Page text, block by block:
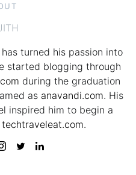
turned his passion into
started blogging through
during the graduation
as anavandi.com. His
inspired him to begin a
techtraveleat.com.